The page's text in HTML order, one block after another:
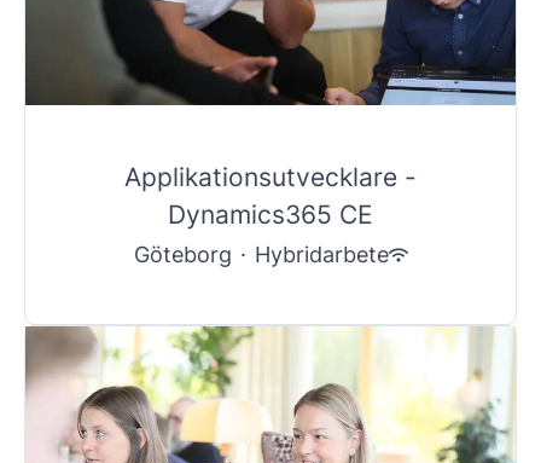
Applikationsutvecklare -
Dynamics365 CE
Göteborg · Hybridarbete